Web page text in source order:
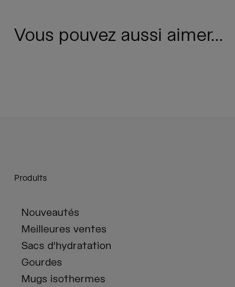
Vous pouvez aussi aimer...
Produits
Nouveautés
Meilleures ventes
Sacs d'hydratation
Gourdes
Mugs isothermes